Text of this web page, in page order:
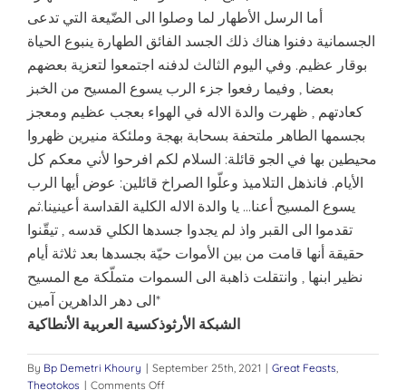
أما الرسل الأطهار لما وصلوا الى الضّيعة التي تدعى
الجسمانية دفنوا هناك ذلك الجسد الفائق الطهارة ينبوع الحياة
بوقار عظيم. وفي اليوم الثالث لدفنه اجتمعوا لتعزية بعضهم
بعضا , وفيما رفعوا جزء الرب يسوع المسيح من الخبز
كعادتهم , ظهرت والدة الاله في الهواء بعجب عظيم ومعجز
بجسمها الطاهر ملتحفة بسحابة بهجة وملئكة منيرين ظهروا
محيطين بها في الجو قائلة: السلام لكم افرحوا لأني معكم كل
الأيام. فانذهل التلاميذ وعلّوا الصراخ قائلين: عوض أيها الرب
يسوع المسيح أعنا… يا والدة الاله الكلية القداسة أعينينا.ثم
تقدموا الى القبر واذ لم يجدوا جسدها الكلي قدسه , تيقّنوا
حقيقة أنها قامت من بين الأموات حيّة بجسدها بعد ثلاثة أيام
نظير ابنها , وانتقلت ذاهبة الى السموات متملّكة مع المسيح
الى دهر الداهرين آمين*
الشبكة الأرثوذكسية العربية الأنطاكية
By Bp Demetri Khoury | September 25th, 2021 | Great Feasts,
Theotokos | Comments Offon